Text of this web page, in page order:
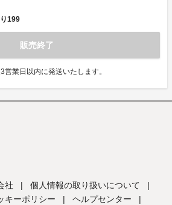
199
販売終了
営業日以内に発送いたします。
社 | 個人情報の取り扱いについて
|
キーポリシー | ヘルプセンター |